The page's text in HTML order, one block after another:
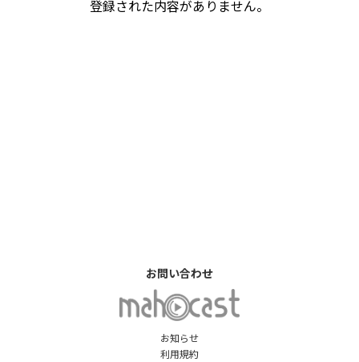
登録された内容がありません。
お知らせ
利用規約
お問い合わせ